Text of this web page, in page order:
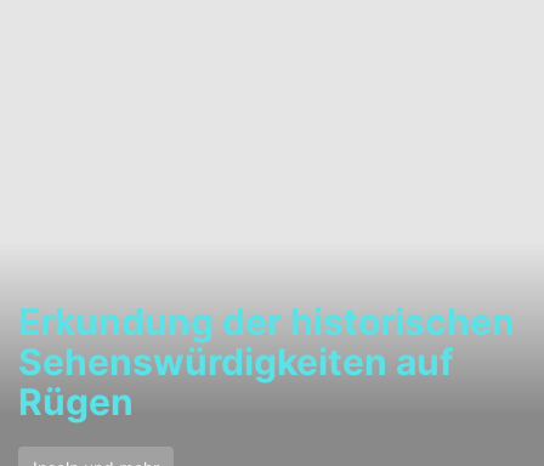
Erkundung der historischen
Sehenswürdigkeiten auf
Rügen